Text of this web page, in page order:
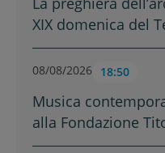
XIX domenica del
08/08/2026 18:50
Musica
alla Fondazione